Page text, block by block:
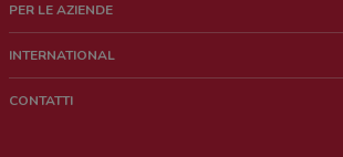
Chi siamo
Lavora con noi
PER LE AZIENDE
Richieste commerciali e marketing
INTERNATIONAL
CONTATTI